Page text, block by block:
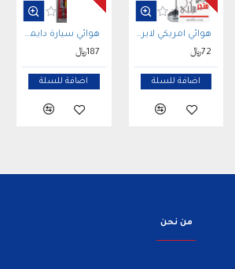
هوائي امريكي لايرد ربع موجة Laird QW Antenna
72﷼
اضافة للسلة
هوائي سيارة دايموند Diamond AZ504 الأصلي مزدوج النطاق VHF/UHF
187﷼
اضافة للسلة
من نحن